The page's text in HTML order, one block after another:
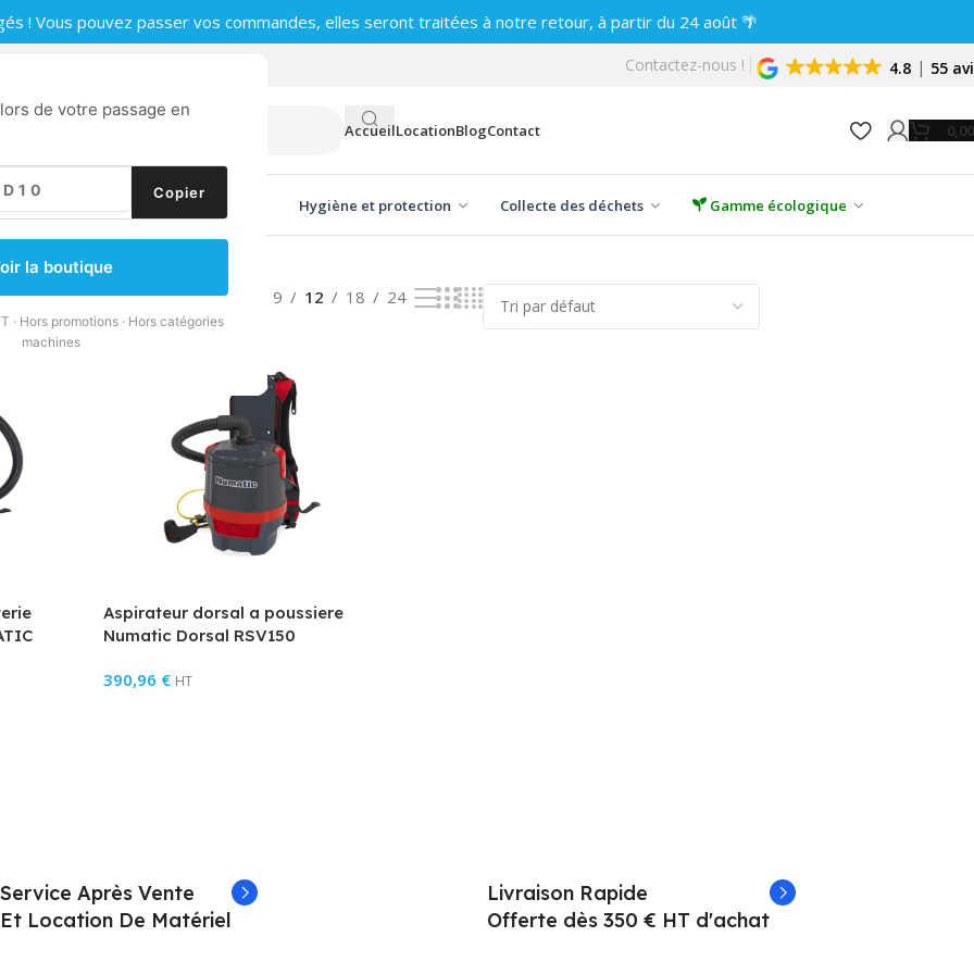
de votre passage en
Copier
la boutique
· Hors promotions · Hors catégories
machines
! Vous pouvez passer vos commandes, elles seront traitées à notre retour, à partir du 24 août 🌴
Contactez-nous ! 4.8 55
AccueilLocationBlogContact
Produits d'entretien Hygiène et protection Collecte des déchets Gamme écologique
Afficher 9 12 18 24
Aspirateur dorsal a poussiere
Numatic Dorsal RSV150
390,96 € HT
Service Après Vente
Et Location De Matériel
Livraison Rapide
Offerte dès 350 € HT d'achat